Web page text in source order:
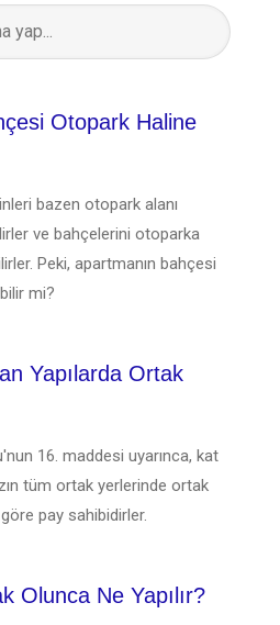
Otopark Haline
bazen otopark alanı
ve bahçelerini otoparka
Peki, apartmanın bahçesi
mi?
Yapılarda Ortak
16. maddesi uyarınca, kat
tüm ortak yerlerinde ortak
pay sahibidirler.
Olunca Ne Yapılır?